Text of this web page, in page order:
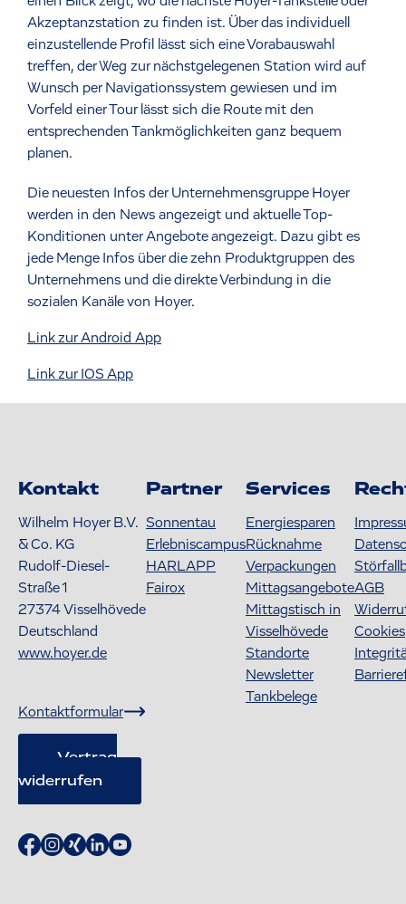
Akzeptanzstation zu finden ist. Über das individuell
einzustellende Profil lässt sich eine Vorabauswahl
treffen, der Weg zur nächstgelegenen Station wird auf
Wunsch per Navigationssystem gewiesen und im
Vorfeld einer Tour lässt sich die Route mit den
entsprechenden Tankmöglichkeiten ganz bequem
planen.
Die neuesten Infos der Unternehmensgruppe Hoyer
werden in den News angezeigt und aktuelle Top-
Konditionen unter Angebote angezeigt. Dazu gibt es
jede Menge Infos über die zehn Produktgruppen des
Unternehmens und die direkte Verbindung in die
sozialen Kanäle von Hoyer.
Link zur Android App
Link zur IOS App
Kontakt
Wilhelm Hoyer B.V.
& Co. KG
Rudolf-Diesel-
Straße 1
27374Visselhövede
Deutschland
www.hoyer.de
Kontaktformular
Vertrag
widerrufen
Partner
Sonnentau
Erlebniscampus
HARLAPP
Fairox
Services
Energiesparen
Rücknahme
Verpackungen
Mittagsangebote
Mittagstisch in
Visselhövede
Standorte
Newsletter
Tankbelege
AGB
Cookies